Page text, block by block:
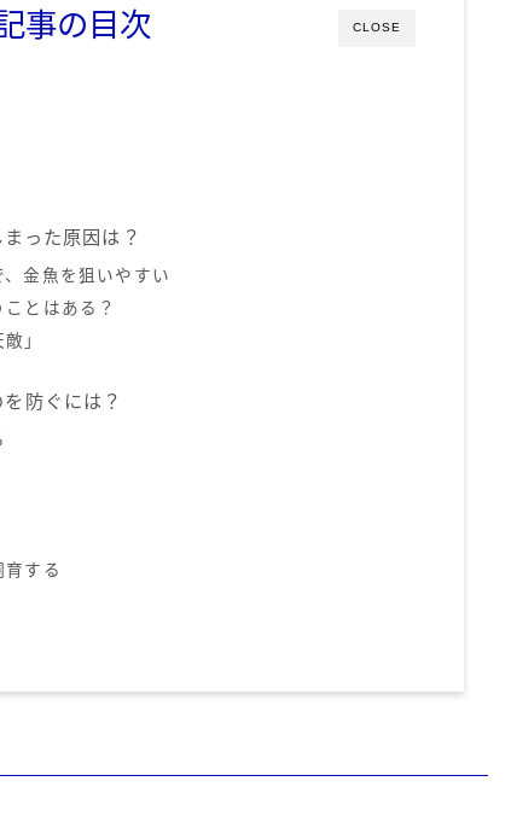
CLOSE
事の目次
った原因は？
金魚を狙いやすい
とはある？
」
防ぐには？
する